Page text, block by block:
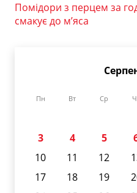
Помідори з перцем за
смакує до м’яса
Пн Вт Ср
3
4 5
10
11 12
17
18 19